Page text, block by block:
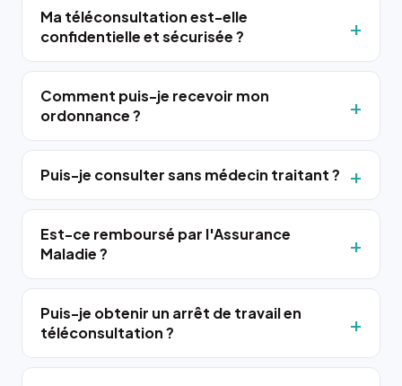
Ma téléconsultation est-elle
confidentielle et sécurisée ?
Comment puis-je recevoir mon
ordonnance ?
Puis-je consulter sans médecin traitant ?
Est-ce remboursé par l'Assurance
Maladie ?
Puis-je obtenir un arrêt de travail en
téléconsultation ?